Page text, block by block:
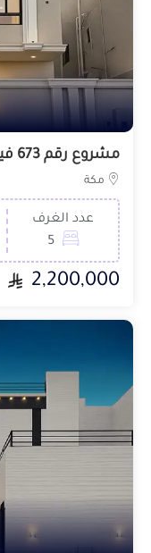
مشروع رقم 673 فيلا تمليك الموقع حي الشافعي
مكة
عدد الغرف
5
2,200,000